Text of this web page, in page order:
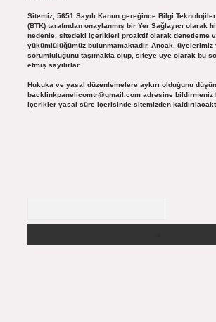
Sitemiz, 5651 Sayılı Kanun gereğince Bilgi
(BTK) tarafından onaylanmış bir Yer Sağlayıcı olarak
nedenle, sitedeki içerikleri proaktif olarak denetleme
yükümlülüğümüz bulunmamaktadır. Ancak, üyelerimiz
sorumluluğunu taşımakta olup, siteye üye olarak bu
etmiş sayılırlar.
Hukuka ve yasal düzenlemelere aykırı olduğunu
backlinkpanelicomtr@gmail.comadresine bildirmeniz
içerikler yasal süre içerisinde sitemizden